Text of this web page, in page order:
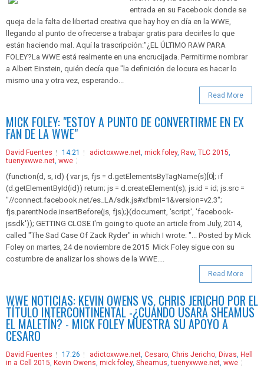
entrada en su Facebook donde se
queja de la falta de libertad creativa que hay hoy en día en la WWE,
llegando al punto de ofrecerse a trabajar gratis para decirles lo que
están haciendo mal. Aquí la trascripción:"¿EL ÚLTIMO RAW PARA
FOLEY?La WWE está realmente en una encrucijada. Permitirme nombrar
a Albert Einstein, quién decía que "la definición de locura es hacer lo
mismo una y otra vez, esperando...
Read More
MICK FOLEY: "ESTOY A PUNTO DE CONVERTIRME EN EX
FAN DE LA WWE"
David Fuentes 14:21 adictoxwwe.net mick foley, Raw, TLC 2015
tuenyxwwe.net wwe
(function(d, s, id) { var js, fjs = d.getElementsByTagName(s)[0]; if
(d.getElementById(id)) return; js = d.createElement(s); js.id = id; js.src =
"//connect.facebook.net/es_LA/sdk.js#xfbml=1&version=v2.3";
fjs.parentNode.insertBefore(js, fjs);}(document, 'script', 'facebook-
jssdk')); GETTING CLOSE I'm going to quote an article from July, 2014,
called "The Sad Case Of Zack Ryder" in which I wrote: "... Posted by Mick
Foley on martes, 24 de noviembre de 2015 Mick Foley sigue con su
costumbre de analizar los shows de la WWE....
Read More
WWE NOTICIAS: KEVIN OWENS VS. CHRIS JERICHO POR EL
TÍTULO INTERCONTINENTAL -¿CUÁNDO USARÁ SHEAMUS
EL MALETÍN? - MICK FOLEY MUESTRA SU APOYO A
CESARO
David Fuentes 17:26 adictoxwwe.net Cesaro Chris Jericho Divas Hell
in a Cell 2015 Kevin Owens mick foley, Sheamus ,tuenyxwwe.net wwe